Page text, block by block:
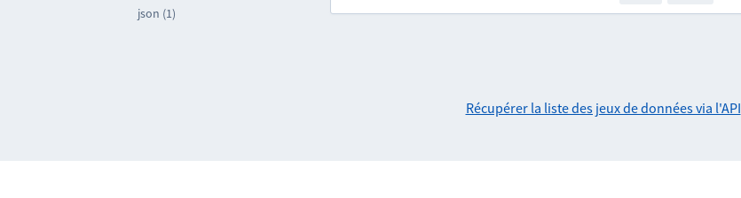
json (1)
Récupérer la liste des jeux de données via l'API